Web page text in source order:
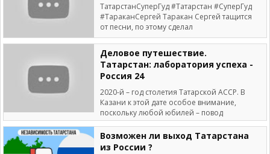
ТатарстанСуперГуд #Татарстан #СуперГуд
#ТараканСергей Таракан Сергей тащится
от песни, по этому сделал
Деловое путешествие.
Татарстан: лаборатория успеха -
Россия 24
2020-й – год столетия Татарской АССР. В
Казани к этой дате особое внимание,
поскольку любой юбилей – повод
Возможен ли выход Татарстана
из России ?